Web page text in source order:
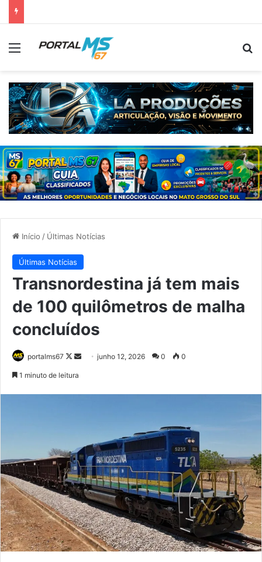
Menu
Início / Últimas Notícias
Últimas Notícias
Transnordestina já tem mais
de 100 quilômetros de malha
concluídos
portalms67
Follow
Mandejunho 12, 2026 0 0
1 minuto de leitura